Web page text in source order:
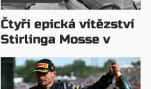
Čtyři epická vítězství
Stirlinga Mosse v
motorsportu